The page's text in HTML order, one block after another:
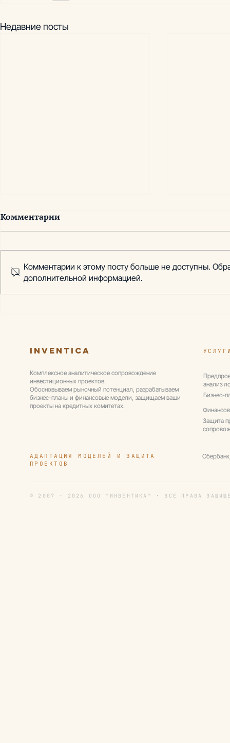
Недавние посты
Что на самом деле
инвестиционного
Какие
Комментарии
Комментарии к этому посту больше не доступны.
дополнительной информацией.
Inventica
анализ
Бизнес-
Защита
АДАПТАЦИЯ МОДЕЛЕЙ И ЗАЩИТА
ПРОЕКТОВ
© 2007 - 2026 ООО "ИНВЕНТИКА" • ВСЕ ПРАВА
Комплексное аналитическое сопровождение
инвестиционных проектов.
Обосновываем рыночный потенциал, разрабатываем
бизнес-планы и финансовые модели, защищаем ваши
проекты на кредитных комитетах.